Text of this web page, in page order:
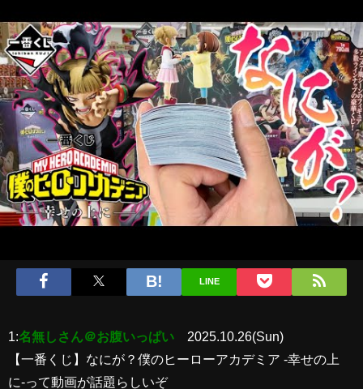
LINE
1:名無しさん＠お腹いっぱい
2025.10.26(Sun)
【一番くじ】なにが？僕のヒーローアカデミア -幸せの上
に-って動画が話題らしいぞ